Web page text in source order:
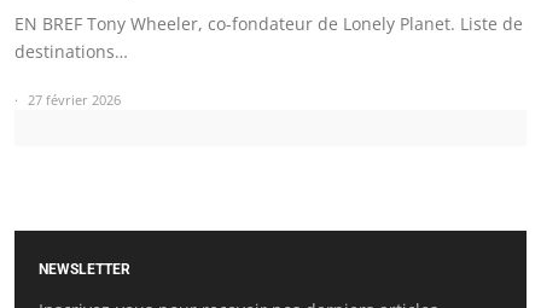
EN BREF Tony Wheeler, co-fondateur de Lonely Planet. Liste de
destinations…
27 février 2026
NEWSLETTER